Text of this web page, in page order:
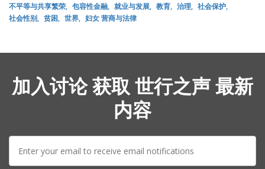
不平等与共享繁荣 包容性金融 就业与发展 教育 治理
社会保护
社会性别
贫困 世界 妇女 营商与法律
加入讨论 获取 世行之声 最新
内容
mail: